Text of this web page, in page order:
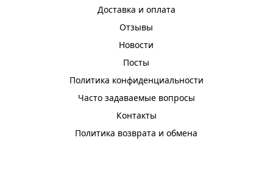
Доставка и оплата
Отзывы
Новости
Посты
Политика конфиденциальности
Часто задаваемые вопросы
Контакты
Политика возврата и обмена